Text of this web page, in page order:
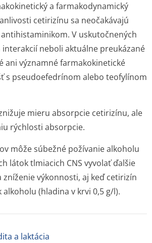
a farmakodynamický
cetirizínu sa neočakávajú
V uskutočnených
neboli aktuálne preukázané
ani významné farmakokinetické
s pseudoefedrínom alebo teofylínom
mieru absorpcie cetirizínu, ale
rýchlosti absorpcie.
môže súbežné požívanie alkoholu
látok tlmiacich CNS vyvolať ďalšie
výkonnosti, aj keď cetirizín
(hladina v krvi 0,5 g/l).
a laktácia